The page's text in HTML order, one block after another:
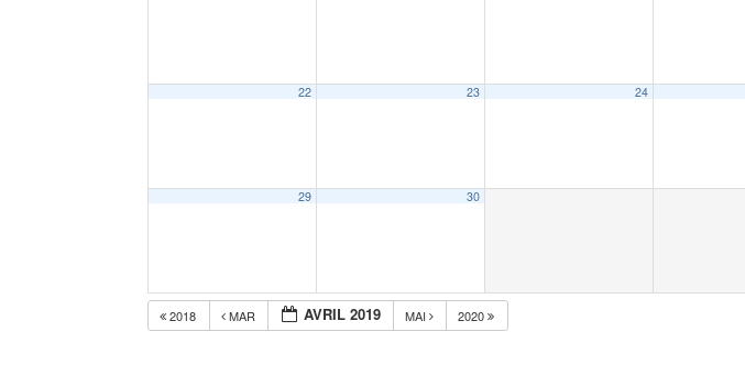
22 23 24
29 30
2018 MAR AVRIL 2019 MAI 2020